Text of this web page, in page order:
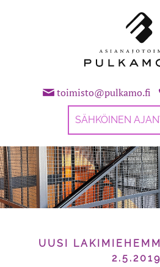
toimisto@pulkamo.fi
SÄHKÖINEN
UUSI
2.5.2019